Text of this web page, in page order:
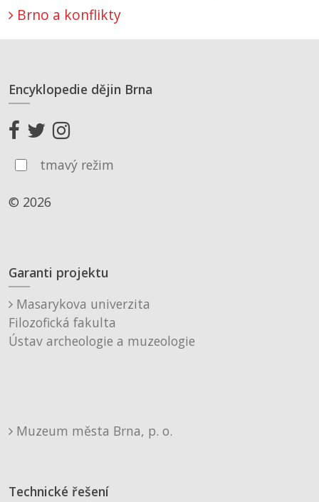
Brno a konflikty
Encyklopedie dějin Brna
tmavý režim
© 2026
Garanti projektu
Masarykova univerzita
Filozofická fakulta
Ústav archeologie a muzeologie
Muzeum města Brna, p. o.
Technické řešení